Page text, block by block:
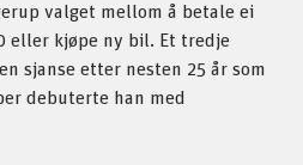
valget mellom å betale ei
eller kjøpe ny bil. Et tredje
sjanse etter nesten 25 år som
debuterte han med